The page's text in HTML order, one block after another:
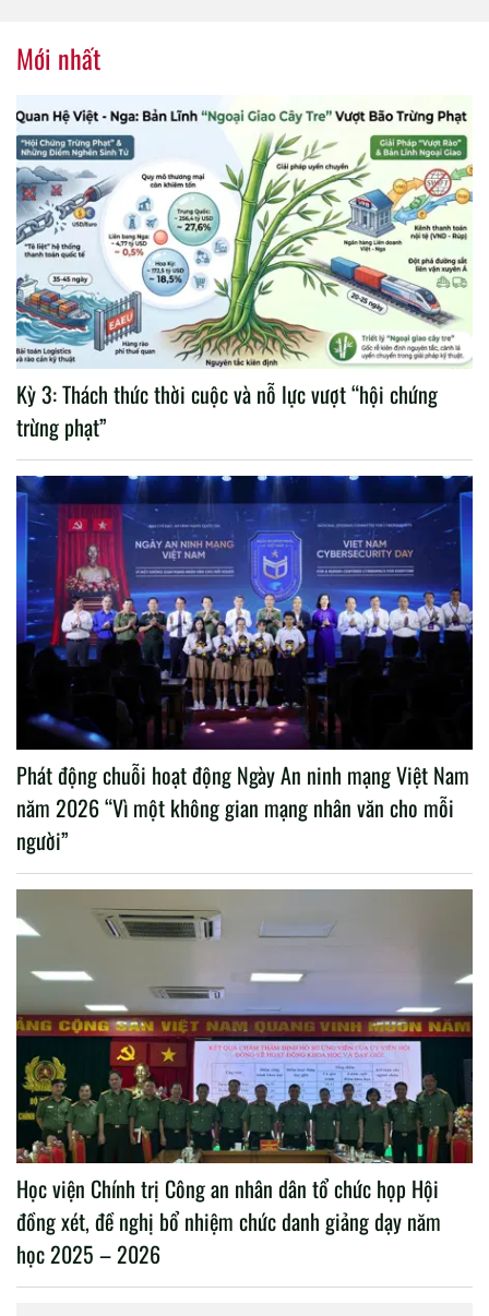
Mới nhất
Kỳ 3: Thách thức thời cuộc và nỗ lực vượt “hội chứng
trừng phạt”
Phát động chuỗi hoạt động Ngày An ninh mạng Việt Nam
năm 2026 “Vì một không gian mạng nhân văn cho mỗi
người”
Học viện Chính trị Công an nhân dân tổ chức họp Hội
đồng xét, đề nghị bổ nhiệm chức danh giảng dạy năm
học 2025 – 2026